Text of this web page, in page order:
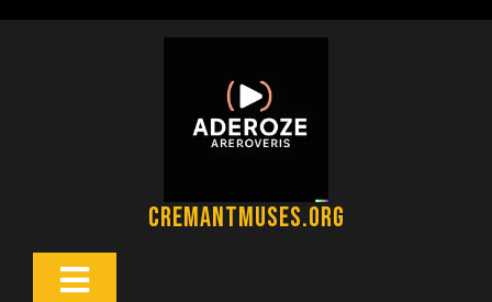
cremantmuses.org
Botón